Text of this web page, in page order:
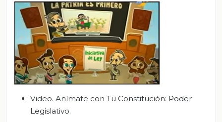
Video. Anímate con Tu Constitución: Poder
Legislativo.